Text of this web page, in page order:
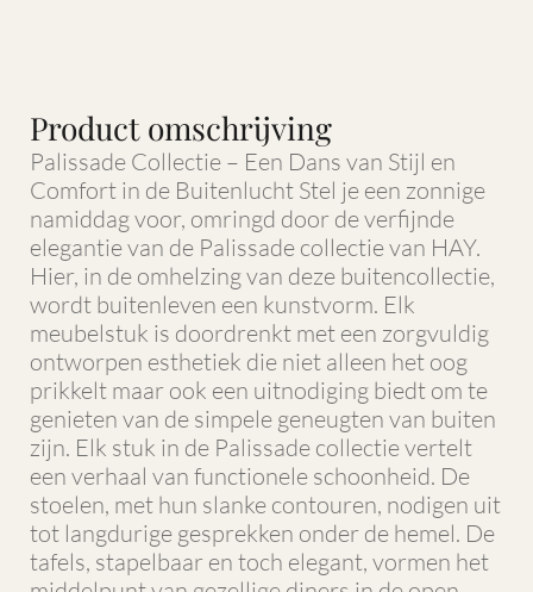
Product omschrijving
Palissade Collectie – Een Dans van Stijl en
Comfort in de Buitenlucht Stel je een zonnige
namiddag voor, omringd door de verfijnde
elegantie van de Palissade collectie van HAY.
Hier, in de omhelzing van deze buitencollectie,
wordt buitenleven een kunstvorm. Elk
meubelstuk is doordrenkt met een zorgvuldig
ontworpen esthetiek die niet alleen het oog
prikkelt maar ook een uitnodiging biedt om te
genieten van de simpele geneugten van buiten
zijn. Elk stuk in de Palissade collectie vertelt
een verhaal van functionele schoonheid. De
stoelen, met hun slanke contouren, nodigen uit
tot langdurige gesprekken onder de hemel. De
tafels, stapelbaar en toch elegant, vormen het